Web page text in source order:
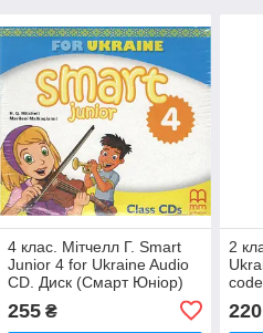
4 клас. Мітчелл Г. Smart
Junior 4 for Ukraine Audio
CD. Диск (Смарт Юніор)
255₴
2
220